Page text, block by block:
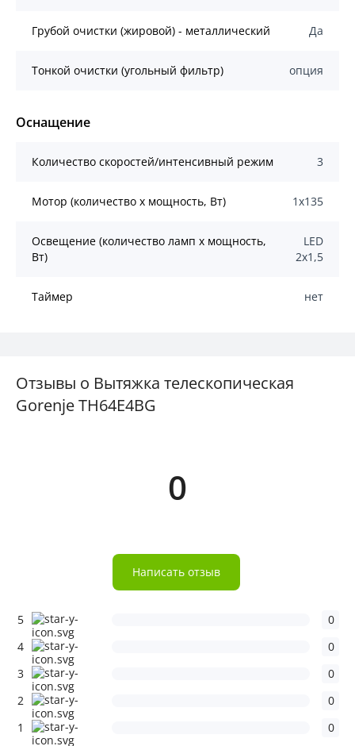
Грубой очистки (жировой) - металлический Да
Тонкой очистки (угольный фильтр) опция
Оснащение
Количество скоростей/интенсивный режим 3
Мотор (количество х мощность, Вт) 1х135
Освещение (количество ламп x мощность,
Вт)
LED
2х1,5
Таймер нет
Отзывы о Вытяжка телескопическая
Gorenje TH64E4BG
0
Написать отзыв
5
0
4
0
3
0
2
0
1
0